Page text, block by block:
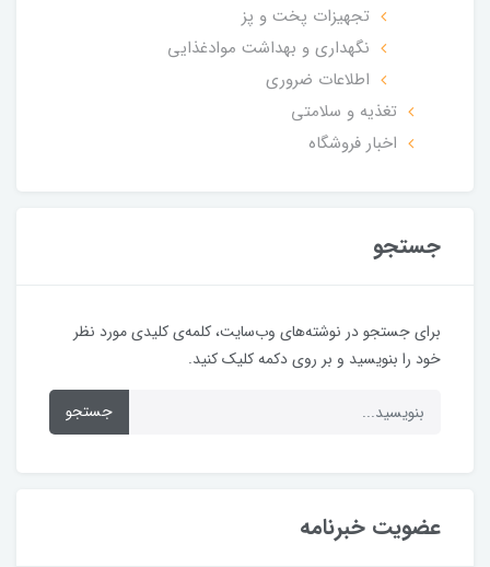
تجهیزات پخت و پز
نگهداری و بهداشت موادغذایی
اطلاعات ضروری
تغذیه و سلامتی
اخبار فروشگاه
جستجو
برای جستجو در نوشته‌های وب‌سایت، کلمه‌ی کلیدی مورد نظر
خود را بنویسید و بر روی دکمه کلیک کنید.
جستجو
عضویت خبرنامه